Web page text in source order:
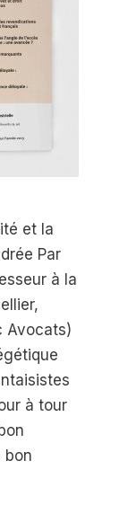
et la
Par
à la
Avocats)
à tour
bon